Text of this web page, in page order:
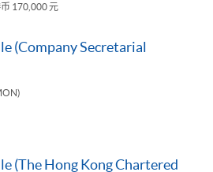
170,000 元
(Company Secretarial
(The Hong Kong Chartered